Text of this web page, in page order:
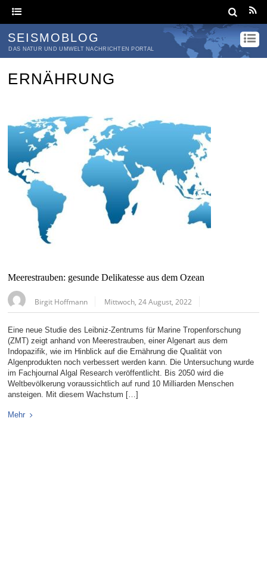
SEISMOBLOG
DAS NATUR UND UMWELT NACHRICHTEN PORTAL
ERNÄHRUNG
Meerestrauben: gesunde Delikatesse aus dem Ozean
Birgit Hoffmann Mittwoch, 24 August, 2022
Eine neue Studie des Leibniz-Zentrums für Marine Tropenforschung
(ZMT) zeigt anhand von Meerestrauben, einer Algenart aus dem
Indopazifik, wie im Hinblick auf die Ernährung die Qualität von
Algenprodukten noch verbessert werden kann. Die Untersuchung wurde
im Fachjournal Algal Research veröffentlicht. Bis 2050 wird die
Weltbevölkerung voraussichtlich auf rund 10 Milliarden Menschen
ansteigen. Mit diesem Wachstum […]
Mehr